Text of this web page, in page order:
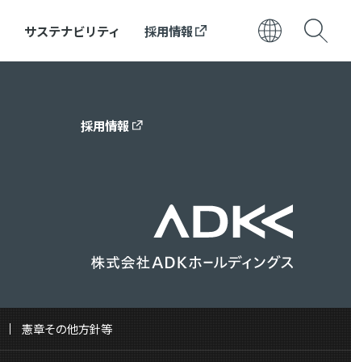
サステナビリティ 採用情報
採用情報
憲章その他方針等